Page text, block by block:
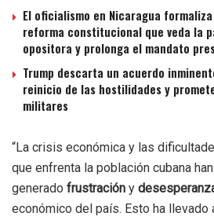
El oficialismo en Nicaragua
reforma constitucional que veda la
opositora y prolonga el mandato
Trump descarta un acuerdo
reinicio de las hostilidades y
militares
“La crisis económica y las
que enfrenta la población cubana han
generado frustración y
económico del país. Esto ha llevado